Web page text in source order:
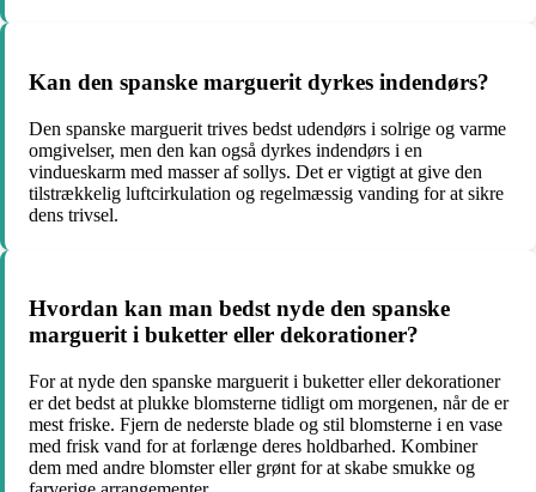
Kan den spanske marguerit dyrkes indendørs?
Den spanske marguerit trives bedst udendørs i solrige og varme
omgivelser, men den kan også dyrkes indendørs i en
vindueskarm med masser af sollys. Det er vigtigt at give den
tilstrækkelig luftcirkulation og regelmæssig vanding for at sikre
dens trivsel.
Hvordan kan man bedst nyde den spanske
marguerit i buketter eller dekorationer?
For at nyde den spanske marguerit i buketter eller dekorationer
er det bedst at plukke blomsterne tidligt om morgenen, når de er
mest friske. Fjern de nederste blade og stil blomsterne i en vase
med frisk vand for at forlænge deres holdbarhed. Kombiner
dem med andre blomster eller grønt for at skabe smukke og